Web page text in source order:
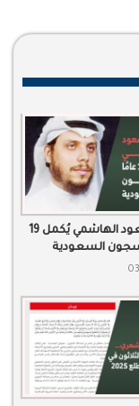
الدكتور سعود الهاشمي يُكمل 19
السعودية